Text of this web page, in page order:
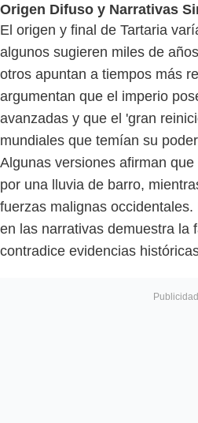
Origen Difuso y Narrativas
El origen y final de Tartaria
algunos sugieren miles de
otros apuntan a tiempos más
argumentan que el imperio
avanzadas y que el 'gran
mundiales que temían su
Algunas versiones afirman
por una lluvia de barro,
fuerzas malignas
en las narrativas demuestra la
contradice evidencias